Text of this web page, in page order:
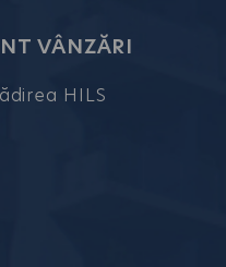
VÂNZĂRI
HILS